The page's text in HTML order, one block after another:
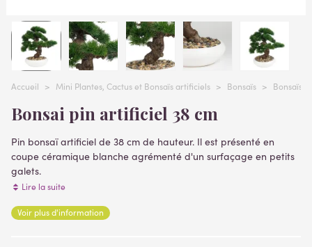
Accueil > Mini Plantes, Cactus et Bonsaïs artificiels > Bonsaïs > Bonsaïs
Bonsai pin artificiel 38 cm
Pin bonsaï artificiel de 38 cm de hauteur. Il est présenté en
coupe céramique blanche agrémenté d'un surfaçage en petits
galets.
Contenant confère photo
Lire la suite
Voir plus d'information